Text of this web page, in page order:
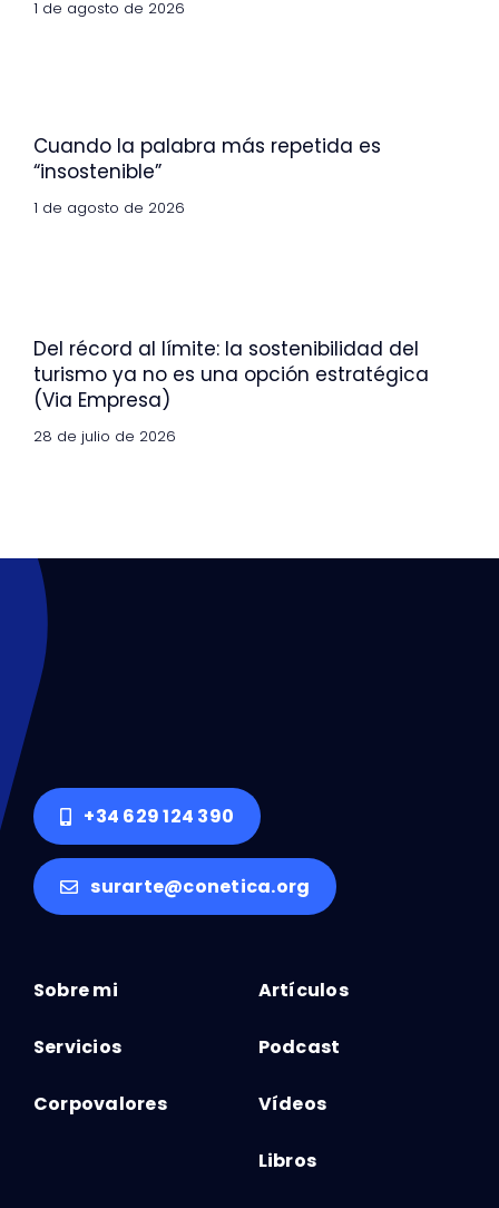
1 de agosto de 2026
Cuando la palabra más repetida es
“insostenible”
1 de agosto de 2026
Del récord al límite: la sostenibilidad del
turismo ya no es una opción estratégica
(Via Empresa)
28 de julio de 2026
+34 629 124 390
surarte@conetica.org
Sobre mi
Servicios
Corpovalores
Artículos
Podcast
Vídeos
Libros